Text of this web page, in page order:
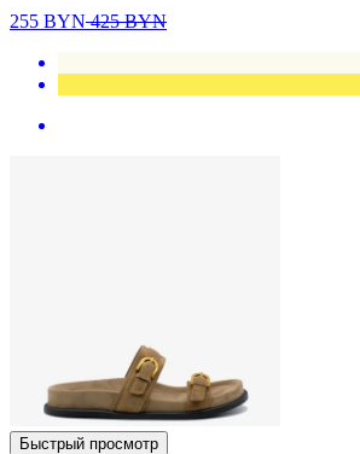
255 BYN425BYN
Быстрый просмотр